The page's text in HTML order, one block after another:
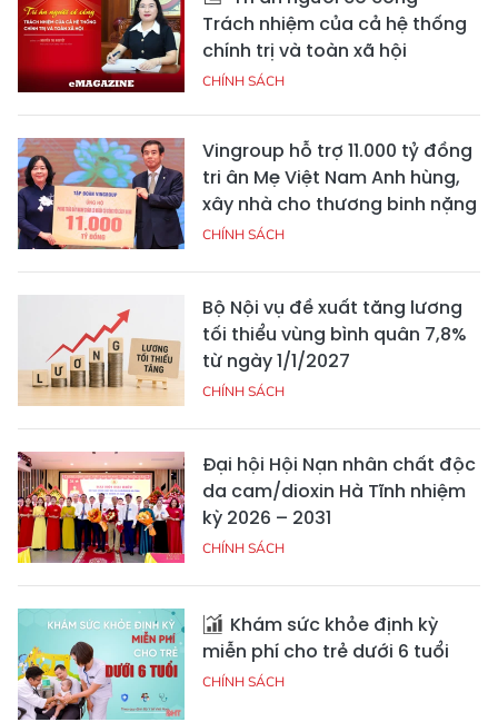
Trách nhiệm của cả hệ thống
chính trị và toàn xã hội
CHÍNH SÁCH
Vingroup hỗ trợ 11.000 tỷ đồng
tri ân Mẹ Việt Nam Anh hùng,
xây nhà cho thương binh nặng
CHÍNH SÁCH
Bộ Nội vụ đề xuất tăng lương
tối thiểu vùng bình quân 7,8%
từ ngày 1/1/2027
CHÍNH SÁCH
Đại hội Hội Nạn nhân chất độc
da cam/dioxin Hà Tĩnh nhiệm
kỳ 2026 – 2031
CHÍNH SÁCH
Khám sức khỏe định kỳ
miễn phí cho trẻ dưới 6 tuổi
CHÍNH SÁCH